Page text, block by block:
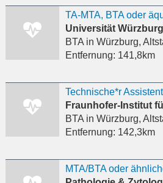
TA-MTA, BTA oder
BTAin Würzburg,
Entfernung: 141,8km
BTAin Würzburg,
Entfernung: 142,3km